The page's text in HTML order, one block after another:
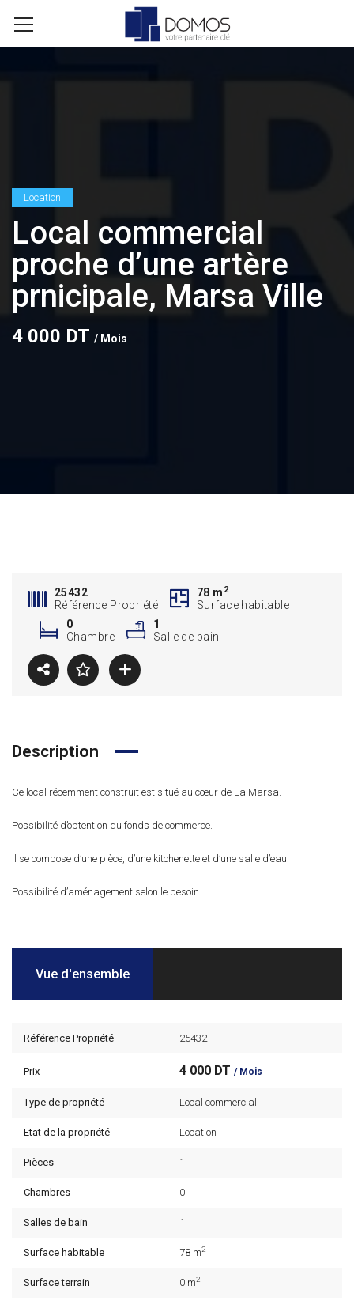
Location
Local commercial
proche d’une artère
prnicipale, Marsa Ville
4 000 DT / Mois
25432
Référence Propriété
78 m 2
Surface habitable
0
Chambre
1
Salle de bain
Description
Ce local récemment construit est situé au cœur de La Marsa.
Possibilité d’obtention du fonds de commerce.
Il se compose d’une pièce, d’une kitchenette et d’une salle d’eau.
Possibilité d’aménagement selon le besoin.
Vue d'ensemble
Référence Propriété 25432
Prix 4 000 DT / Mois
Type de propriété Local commercial
Etat de la propriété Location
Pièces 1
Chambres 0
Salles de bain 1
Surface habitable 78 m2
Surface terrain 0 m2